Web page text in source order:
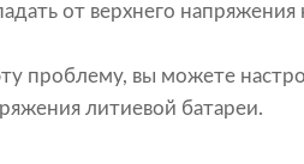
от верхнего напряжения
проблему, вы можете
литиевой батареи.